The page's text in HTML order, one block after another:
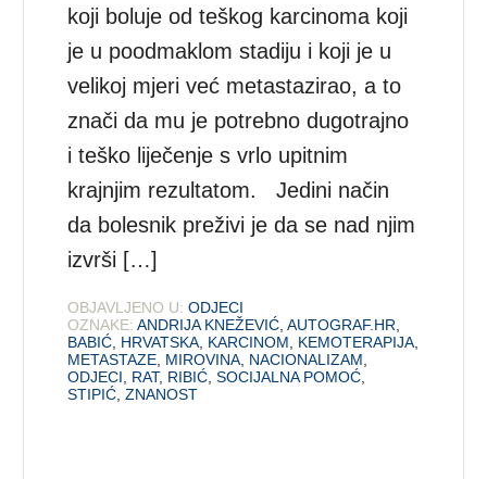
koji boluje od teškog karcinoma koji
je u poodmaklom stadiju i koji je u
velikoj mjeri već metastazirao, a to
znači da mu je potrebno dugotrajno
i teško liječenje s vrlo upitnim
krajnjim rezultatom. Jedini način
da bolesnik preživi je da se nad njim
izvrši […]
OBJAVLJENO U: ODJECI
OZNAKE: ANDRIJA KNEŽEVIĆ ,AUTOGRAF.HR
BABIĆ HRVATSKA KARCINOM KEMOTERAPIJA
METASTAZE MIROVINA NACIONALIZAM
ODJECI
RAT, RIBIĆ ,SOCIJALNA POMOĆ
STIPIĆ ,ZNANOST